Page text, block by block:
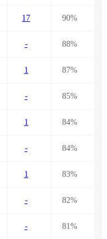
17 90%
- 88%
1 87%
- 85%
1 84%
- 84%
1 83%
- 82%
- 81%